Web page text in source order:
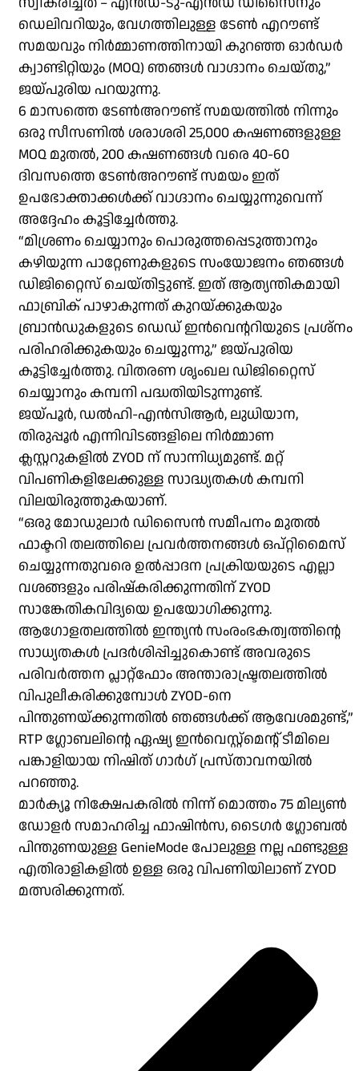
ഡെലിവറിയും, വേഗത്തിലുള്ള ടേൺ എറൗണ്ട്
സമയവും നിർമ്മാണത്തിനായി കുറഞ്ഞ ഓർഡർ
ക്വാണ്ടിറ്റിയും (MOQ) ഞങ്ങൾ വാഗ്ദാനം ചെയ്തു,”
ജയ്പുരിയ പറയുന്നു.
6 മാസത്തെ ടേൺഅറൗണ്ട് സമയത്തിൽ നിന്നും
ഒരു സീസണിൽ ശരാശരി 25,000 കഷണങ്ങളുള്ള
MOQ മുതൽ, 200 കഷണങ്ങൾ വരെ 40-60
ദിവസത്തെ ടേൺഅറൗണ്ട് സമയം ഇത്
ഉപഭോക്താക്കൾക്ക് വാഗ്ദാനം ചെയ്യുന്നുവെന്ന്
അദ്ദേഹം കൂട്ടിച്ചേർത്തു.
“മിശ്രണം ചെയ്യാനും പൊരുത്തപ്പെടുത്താനും
കഴിയുന്ന പാറ്റേണുകളുടെ സംയോജനം ഞങ്ങൾ
ഡിജിറ്റൈസ് ചെയ്തിട്ടുണ്ട്. ഇത് ആത്യന്തികമായി
ഫാബ്രിക് പാഴാകുന്നത് കുറയ്ക്കുകയും
ബ്രാൻഡുകളുടെ ഡെഡ് ഇൻവെൻ്ററിയുടെ പ്രശ്നം
പരിഹരിക്കുകയും ചെയ്യുന്നു,” ജയ്പുരിയ
കൂട്ടിച്ചേർത്തു. വിതരണ ശൃംഖല ഡിജിറ്റൈസ്
ചെയ്യാനും കമ്പനി പദ്ധതിയിടുന്നുണ്ട്.
ജയ്പൂർ, ഡൽഹി-എൻസിആർ, ലുധിയാന,
തിരുപ്പൂർ എന്നിവിടങ്ങളിലെ നിർമ്മാണ
ക്ലസ്റ്ററുകളിൽ ZYOD ന് സാന്നിധ്യമുണ്ട്. മറ്റ്
വിപണികളിലേക്കുള്ള സാദ്ധ്യതകൾ കമ്പനി
വിലയിരുത്തുകയാണ്.
“ഒരു മോഡുലാർ ഡിസൈൻ സമീപനം മുതൽ
ഫാക്ടറി തലത്തിലെ പ്രവർത്തനങ്ങൾ ഒപ്റ്റിമൈസ്
ചെയ്യുന്നതുവരെ ഉൽപ്പാദന പ്രക്രിയയുടെ എല്ലാ
വശങ്ങളും പരിഷ്കരിക്കുന്നതിന് ZYOD
സാങ്കേതികവിദ്യയെ ഉപയോഗിക്കുന്നു.
ആഗോളതലത്തിൽ ഇന്ത്യൻ സംരംഭകത്വത്തിൻ്റെ
സാധ്യതകൾ പ്രദർശിപ്പിച്ചുകൊണ്ട് അവരുടെ
പരിവർത്തന പ്ലാറ്റ്ഫോം അന്താരാഷ്ട്രതലത്തിൽ
വിപുലീകരിക്കുമ്പോൾ ZYOD-നെ
പിന്തുണയ്ക്കുന്നതിൽ ഞങ്ങൾക്ക് ആവേശമുണ്ട്,”
RTP ഗ്ലോബലിൻ്റെ ഏഷ്യ ഇൻവെസ്റ്റ്മെൻ്റ് ടീമിലെ
പങ്കാളിയായ നിഷിത് ഗാർഗ് പ്രസ്താവനയിൽ
പറഞ്ഞു.
മാർക്യൂ നിക്ഷേപകരിൽ നിന്ന് മൊത്തം 75 മില്യൺ
ഡോളർ സമാഹരിച്ച ഫാഷിൻസ, ടൈഗർ ഗ്ലോബൽ
പിന്തുണയുള്ള GenieMode പോലുള്ള നല്ല ഫണ്ടുള്ള
എതിരാളികളിൽ ഉള്ള ഒരു വിപണിയിലാണ് ZYOD
മത്സരിക്കുന്നത്.